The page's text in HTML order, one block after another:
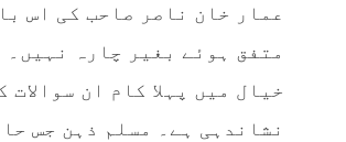
عمار خان ناصر صاحب کی اس
متفق ہوئے بغیر چارہ نہیں۔
خیال میں پہلا کام ان سوالات
نشاندہی ہے۔ مسلم ذہن جس